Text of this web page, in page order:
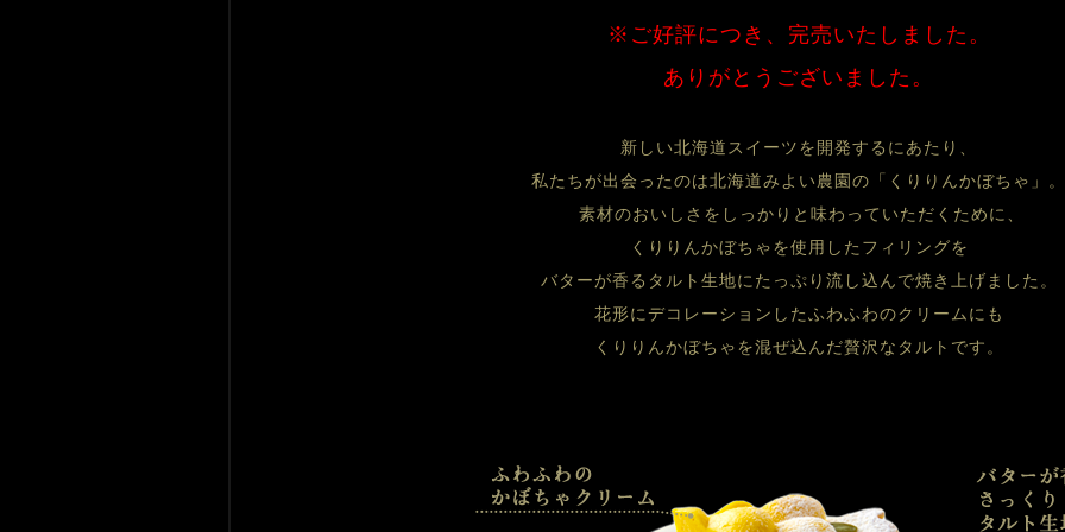
※ご好評につき、完売いたしました。
ありがとうございました。
新しい北海道スイーツを開発するにあたり、
私たちが出会ったのは北海道みよい農園の「くりりんかぼちゃ」。
素材のおいしさをしっかりと味わっていただくために、
くりりんかぼちゃを使用したフィリングを
バターが香るタルト生地にたっぷり流し込んで焼き上げました。
花形にデコレーションしたふわふわのクリームにも
くりりんかぼちゃを混ぜ込んだ贅沢なタルトです。